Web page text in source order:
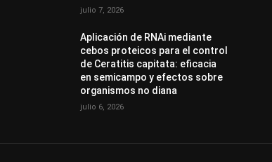
julio 7, 2026
Aplicación de RNAi mediante
cebos proteicos para el control
de Ceratitis capitata: eficacia
en semicampo y efectos sobre
organismos no diana
julio 6, 2026